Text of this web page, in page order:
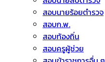
สอบนายร้อยตำรวจ
สอบก.พ.
สอบท้องถิ่น
สอบครูผู้ช่วย